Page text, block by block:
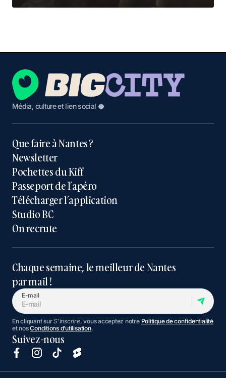
Média, culture et lien social 🥥
Que faire à Nantes ?
Newsletter
Pochettes du Kiff
Passeport de l’apéro
Télécharger l’application
Studio BC
On recrute
Chaque semaine, le meilleur de Nantes
par mail !
E-mail
En cliquant surS'inscrire, vous acceptez notre Politique de confidentialité
et nosConditions d’utilisation.
Suivez-nous